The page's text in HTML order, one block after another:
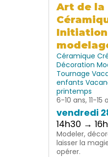
Art de la
Initiation
Céramique
Décoration
Tournage
enfants
printemps
6-10 ans, 11-15
vendredi
14h30 →
Modeler,
laisser la
opérer.